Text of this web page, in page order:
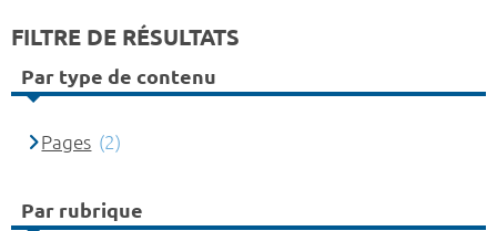
FILTRE DE RÉSULTATS
Par type de contenu
Pages (2)
Par rubrique